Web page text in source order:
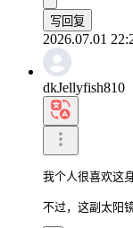
写回复
2026.07.01
dkJellyfish810
我个人很喜欢这
不过，这副太阳